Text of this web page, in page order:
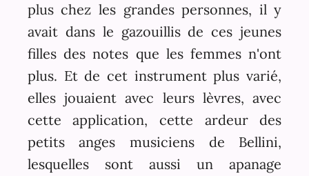
plus chez les grandes personnes, il y
avait dans le gazouillis de ces jeunes
filles des notes que les femmes n'ont
plus. Et de cet instrument plus varié,
elles jouaient avec leurs lèvres, avec
cette application, cette ardeur des
petits anges musiciens de Bellini,
lesquelles sont aussi un apanage